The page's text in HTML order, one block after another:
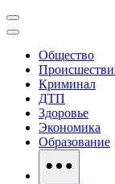
Общество
Криминал
ДТП
Здоровье
Экономика
Образование